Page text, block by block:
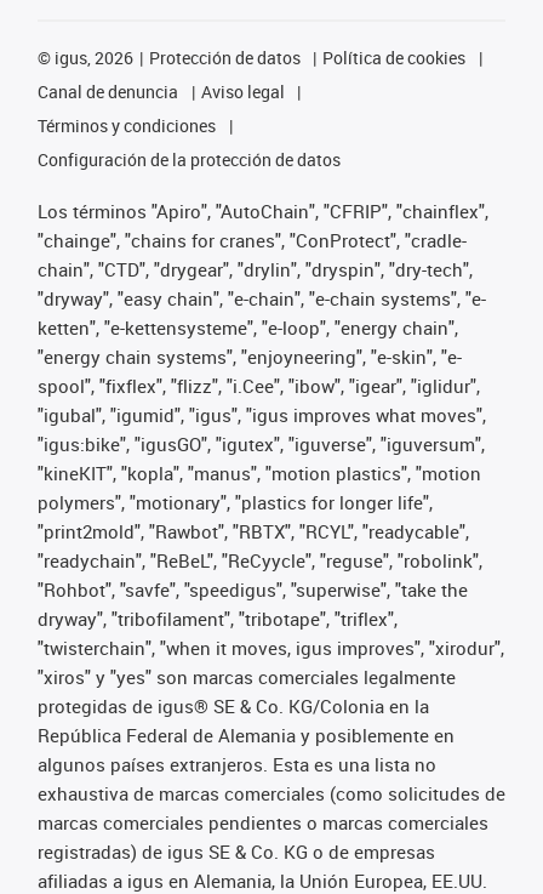
© igus, 2026 Protección de datos
Política de cookies
Canal de denuncia
Aviso legal
Términos y condiciones
Configuración de la protección de datos
Los términos "Apiro", "AutoChain", "CFRIP", "chainflex",
"chainge", "chains for cranes", "ConProtect", "cradle-
chain", "CTD", "drygear", "drylin", "dryspin", "dry-tech",
"dryway", "easy chain", "e-chain", "e-chain systems", "e-
ketten", "e-kettensysteme", "e-loop", "energy chain",
"energy chain systems", "enjoyneering", "e-skin", "e-
spool", "fixflex", "flizz", "i.Cee", "ibow", "igear", "iglidur",
"igubal", "igumid", "igus", "igus improves what moves",
"igus:bike", "igusGO", "igutex", "iguverse", "iguversum",
"kineKIT", "kopla", "manus", "motion plastics", "motion
polymers", "motionary", "plastics for longer life",
"print2mold", "Rawbot", "RBTX", "RCYL", "readycable",
"readychain", "ReBeL", "ReCyycle", "reguse", "robolink",
"Rohbot", "savfe", "speedigus", "superwise", "take the
dryway", "tribofilament", "tribotape", "triflex",
"twisterchain", "when it moves, igus improves", "xirodur",
"xiros" y "yes" son marcas comerciales legalmente
protegidas de igus® SE & Co. KG/Colonia en la
República Federal de Alemania y posiblemente en
algunos países extranjeros. Esta es una lista no
exhaustiva de marcas comerciales (como solicitudes de
marcas comerciales pendientes o marcas comerciales
registradas) de igus SE & Co. KG o de empresas
afiliadas a igus en Alemania, la Unión Europea, EE.UU.